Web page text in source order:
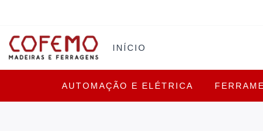
INÍCIO
AUTOMAÇÃO E ELÉTRICA